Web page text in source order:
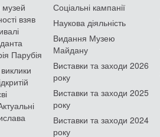
музей
взяв
Парубія
Соціальні кампанії
Наукова діяльність
Видання Музею
Майдану
Виставки та заходи 2026
року
Виставки та заходи 2025
року
Виставки та заходи 2024
року